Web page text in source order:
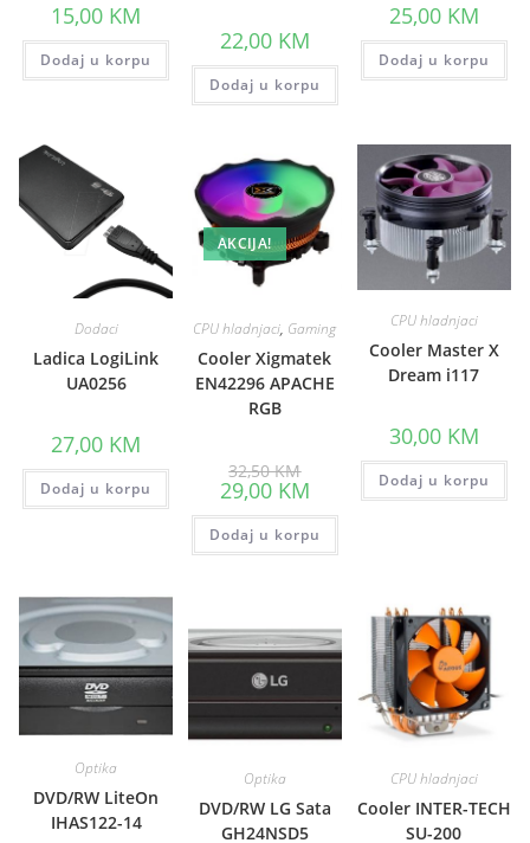
15,00 KM
Dodaj u korpu
22,00 KM
Dodaj u korpu
25,00 KM
Dodaj u korpu
Dodaci
Ladica LogiLink
UA0256
27,00 KM
Dodaj u korpu
AKCIJA!
CPU hladnjaci, Gaming
Cooler Xigmatek
EN42296 APACHE
RGB
32,50KM Original
price
was:
32,50 KM.
29,00 KMCurrent
price
is:
29,00 KM.
Dodaj u korpu
CPU hladnjaci
Cooler Master X
Dream i117
30,00 KM
Dodaj u korpu
Optika
DVD/RW LiteOn
IHAS122-14
Optika
DVD/RW LG Sata
GH24NSD5
CPU hladnjaci
Cooler INTER-TECH
SU-200